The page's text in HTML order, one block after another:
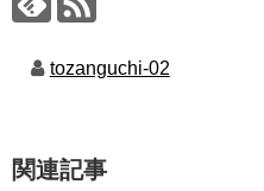
tozanguchi-02
関連記事